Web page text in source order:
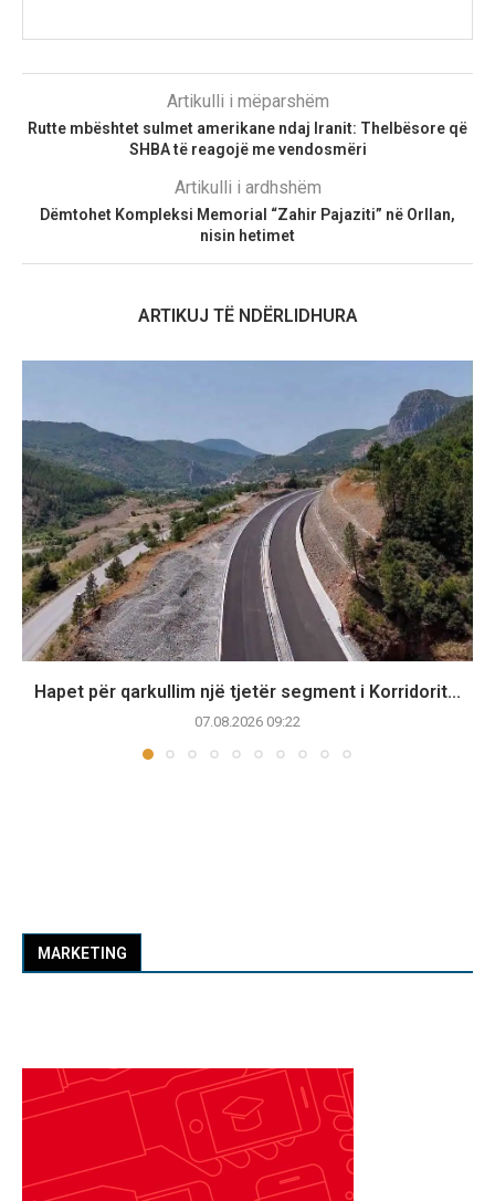
Artikulli i mëparshëm
Rutte mbështet sulmet amerikane ndaj Iranit: Thelbësore që
SHBA të reagojë me vendosmëri
Artikulli i ardhshëm
Dëmtohet Kompleksi Memorial “Zahir Pajaziti” në Orllan,
nisin hetimet
ARTIKUJ TË NDËRLIDHURA
Hapet për qarkullim një tjetër segment i Korridorit...
07.08.2026 09:22
MARKETING